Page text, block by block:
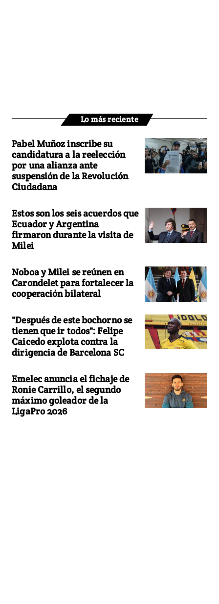
Lo más reciente
Pabel Muñoz inscribe su
candidatura a la reelección
por una alianza ante
suspensión de la Revolución
Ciudadana
Estos son los seis acuerdos que
Ecuador y Argentina
firmaron durante la visita de
Milei
Noboa y Milei se reúnen en
Carondelet para fortalecer la
cooperación bilateral
"Después de este bochorno se
tienen que ir todos": Felipe
Caicedo explota contra la
dirigencia de Barcelona SC
Emelec anuncia el fichaje de
Ronie Carrillo, el segundo
máximo goleador de la
LigaPro 2026